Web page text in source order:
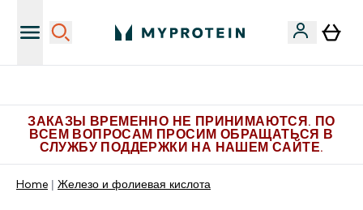
ЗАКАЗЫ ВРЕМЕННО НЕ ПРИНИМАЮТСЯ. ПО
ВСЕМ ВОПРОСАМ ПРОСИМ ОБРАЩАТЬСЯ В
СЛУЖБУ ПОДДЕРЖКИ НА НАШЕМ САЙТЕ.
Home Железо и фолиевая кислота